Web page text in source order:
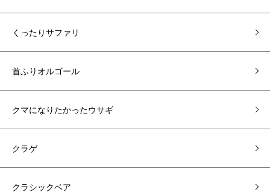
くったりサファリ
首ふりオルゴール
クマになりたかったウサギ
クラゲ
クラシックベア